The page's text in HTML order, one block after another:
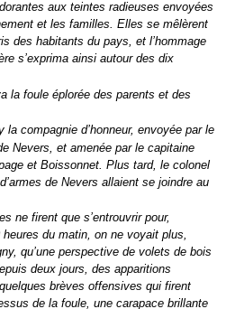
aux teintes radieuses envoyées
et les familles. Elles se mêlèrent
des habitants du pays, et l’hommage
s’exprima ainsi autour des dix
la foule éplorée des parents et des
compagnie d’honneur, envoyée par le
Nevers, et amenée par le capitaine
et Boissonnet. Plus tard, le colonel
de Nevers allaient se joindre au
ne firent que s’entrouvrir pour,
du matin, on ne voyait plus,
qu’une perspective de volets de bois
deux jours, des apparitions
brèves offensives qui firent
de la foule, une carapace brillante